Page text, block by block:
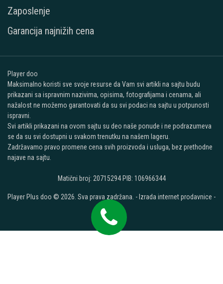
Zaposlenje
Garancija najnižih cena
Player doo
Maksimalno koristi sve svoje resurse da Vam svi artikli na sajtu budu
prikazani sa ispravnim nazivima, opisima, fotografijama i cenama, ali
nažalost ne možemo garantovati da su svi podaci na sajtu u potpunosti
ispravni.
Svi artikli prikazani na ovom sajtu su deo naše ponude i ne podrazumeva
se da su svi dostupni u svakom trenutku na našem lageru.
Zadržavamo pravo promene cena svih proizvoda i usluga, bez prethodne
najave na sajtu.
Matični broj: 20715294 PIB: 106966344
Player Plus doo © 2026. Sva prava zadržana. - Izrada internet prodavnice -
Selltico.